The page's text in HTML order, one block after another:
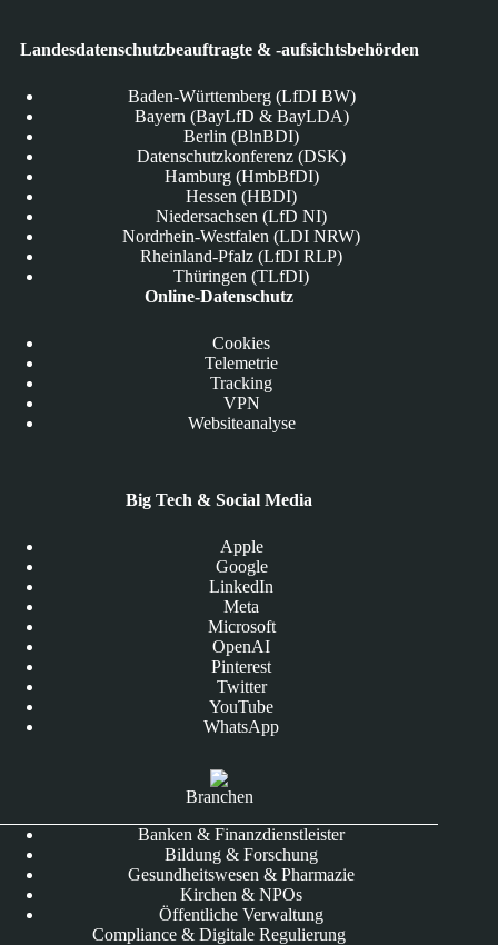
Landesdatenschutzbeauftragte & -aufsichtsbehörden
Baden-Württemberg (LfDI BW)
Bayern (BayLfD & BayLDA)
Berlin (BlnBDI)
Datenschutzkonferenz (DSK)
Hamburg (HmbBfDI)
Hessen (HBDI)
Niedersachsen (LfD NI)
Nordrhein-Westfalen (LDI NRW)
Rheinland-Pfalz (LfDI RLP)
Thüringen (TLfDI)
Online-Datenschutz
Cookies
Telemetrie
Tracking
VPN
Websiteanalyse
Big Tech & Social Media
Apple
Google
LinkedIn
Meta
Microsoft
OpenAI
Pinterest
Twitter
YouTube
WhatsApp
Branchen
Banken & Finanzdienstleister
Bildung & Forschung
Gesundheitswesen & Pharmazie
Kirchen & NPOs
Öffentliche Verwaltung
Compliance & Digitale Regulierung